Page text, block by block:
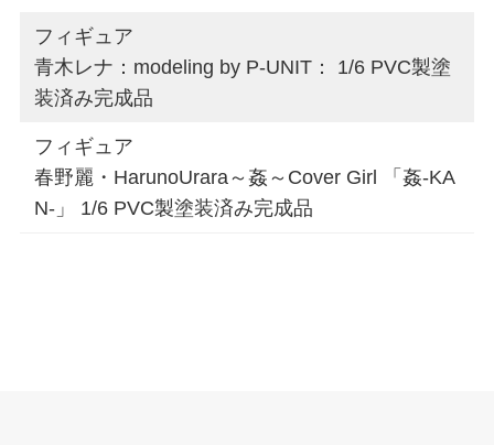
フィギュア
青木レナ：modeling by P-UNIT： 1/6 PVC製塗
装済み完成品
フィギュア
春野麗・HarunoUrara～姦～Cover Girl 「姦-KA
N-」 1/6 PVC製塗装済み完成品